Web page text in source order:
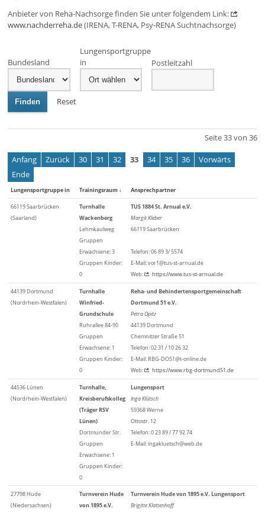
Anbieter von Reha-Nachsorge finden Sie unter folgendem Link:
www.nachderreha.de(IRENA, T-RENA, Psy-RENA Suchtnachsorge)
Bundesland
Lungensportgruppe
in
Postleitzahl
Finden Reset
Seite 33 von 36
Anfang Zurück 30 31 32 33 34 35 36
Vorwärts
Ende
Lungensportgruppe in Trainingsraum ↓ Ansprechpartner
66119 Saarbrücken
(Saarland)
Turnhalle
Wackenberg
Lehmkaulweg
Gruppen
Erwachsene: 3
Gruppen Kinder:
0
TUS 1884 St. Arnual e.V.
Margit Kleber
66119 Saarbrücken
Telefon: 06 89 3/ 5574
E-Mail: vor1@tus-st-arnual.de
Web:
https://www.tus-st-arnual.de
44139 Dortmund
(Nordrhein-Westfalen)
Turnhalle
Winfried-
Grundschule
Ruhrallee 84-90
Gruppen
Erwachsene: 1
Gruppen Kinder:
0
Reha- und Behindertensportgemeinschaft
Dortmund 51 e.V.
Petra Opitz
44139 Dortmund
Chemnitzer Straße 51
Telefon: 02 31 / 10 26 32
E-Mail: RBG-DO51@t-online.de
Web:
https://www.rbg-dortmund51.de
44536 Lünen
(Nordrhein-Westfalen)
Turnhalle,
Kreisberufskolleg
(Träger RSV
Lünen)
Dortmunder Str.
Gruppen
Erwachsene: 1
Gruppen Kinder:
0
Lungensport
Inga Klütsch
59368 Werne
Ottostr. 12
Telefon: 0 23 89 / 77 92 74
E-Mail: ingakluetsch@web.de
27798 Hude
(Niedersachsen)
Turnverein Hude
von 1895 e.V.
Turnverein Hude von 1895 e.V. Lungensport
Brigitte Klattenhoff